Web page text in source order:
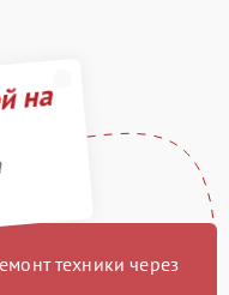
1300 рублей
1600 рублей
1100 рублей
на
техники через